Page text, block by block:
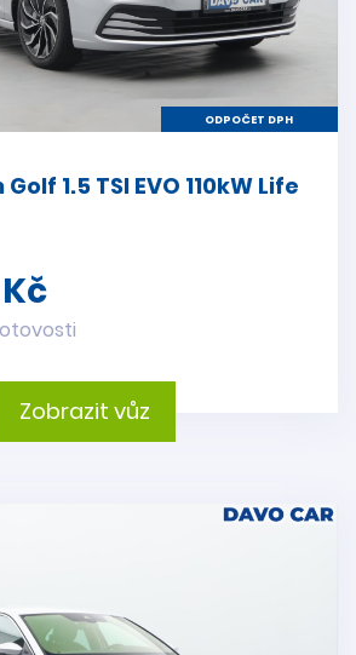
ODPOČET DPH
1.5 TSI EVO 110kW Life
Zobrazit vůz